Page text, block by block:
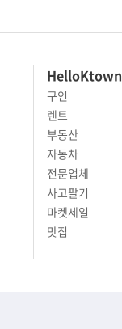
HelloKtown
구인
렌트
부동산
자동차
전문업체
사고팔기
마켓세일
맛집